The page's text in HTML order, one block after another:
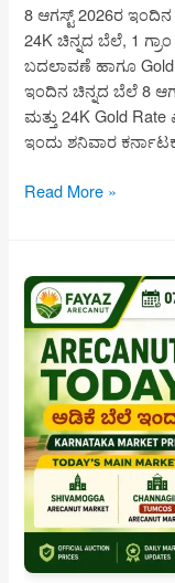
8 ಆಗಸ್ಟ್ 2026ರ
24K ಚಿನ್ನದ ಬೆಲೆ, 1
ಬದಲಾವಣೆ ಹಾಗೂ
ಇಂದಿನ ಚಿನ್ನದ ಬೆಲೆ 8
ಮತ್ತು 24K Gold Rate
ಇಂದು ಶನಿವಾರ
ಇಂದಿನ
ಆಗಸ್ಟ್
2026
|
Karnataka
Gold
Rate
Today
|
22K
24K
Gold
Price
Read More »